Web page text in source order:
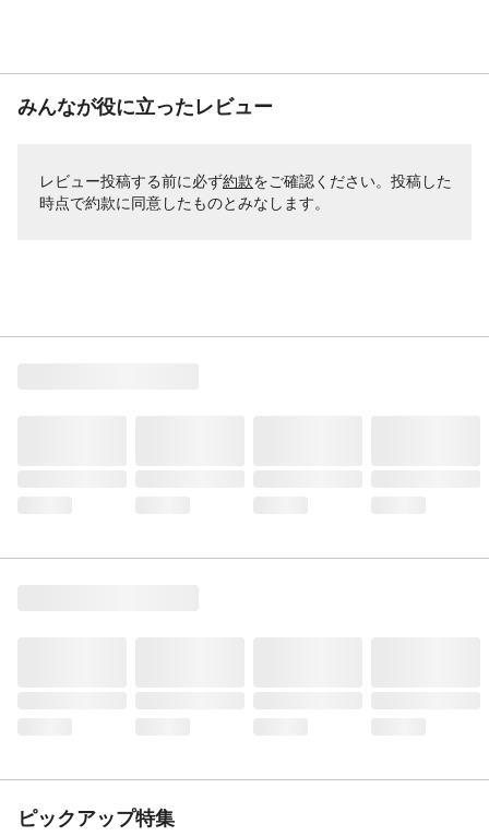
みんなが役に立ったレビュー
レビュー投稿する前に必ず約款をご確認ください。投稿した
時点で約款に同意したものとみなします。
ピックアップ特集